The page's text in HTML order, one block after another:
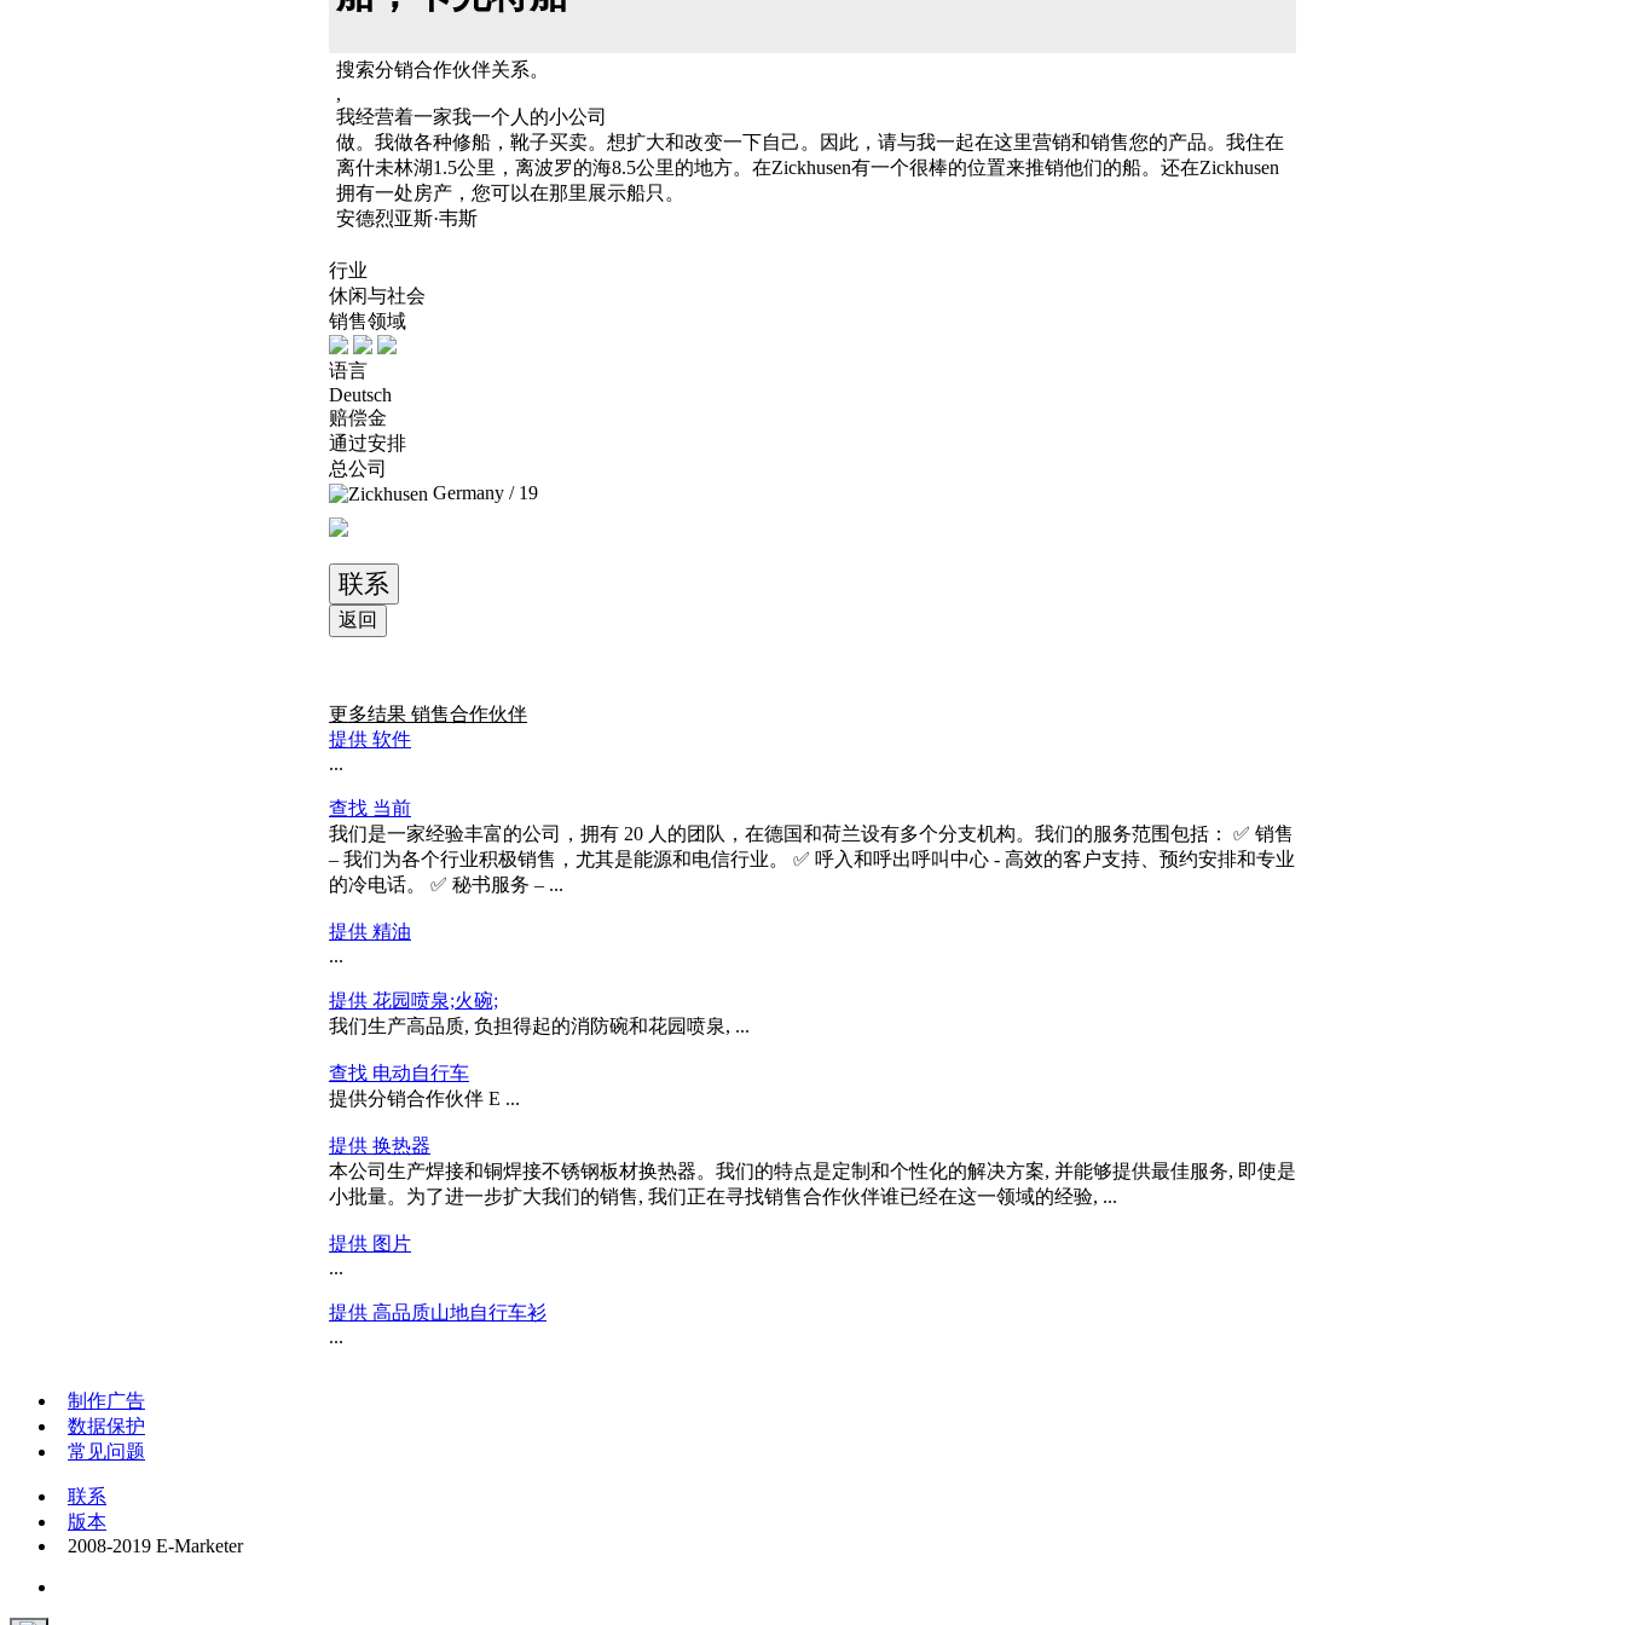
搜索分销合作伙伴关系。
,
我经营着一家我一个人的小公司
做。我做各种修船，靴子买卖。想扩大和改变一下自己。因此，请与我一起在这里营销和销售您的产品。我住在
离什未林湖1.5公里，离波罗的海8.5公里的地方。在Zickhusen有一个很棒的位置来推销他们的船。还在Zickhusen
拥有一处房产，您可以在那里展示船只。
安德烈亚斯·韦斯
行业
休闲与社会
销售领域
语言
Deutsch
赔偿金
通过安排
总公司
Germany / 19
联系
返回
更多结果 销售合作伙伴
提供 软件
...
查找 当前
我们是一家经验丰富的公司，拥有 20 人的团队，在德国和荷兰设有多个分支机构。我们的服务范围包括： ✅ 销售
– 我们为各个行业积极销售，尤其是能源和电信行业。 ✅ 呼入和呼出呼叫中心 - 高效的客户支持、预约安排和专业
的冷电话。 ✅ 秘书服务 – ...
提供 精油
...
提供 花园喷泉;火碗;
我们生产高品质, 负担得起的消防碗和花园喷泉, ...
查找 电动自行车
提供分销合作伙伴 E ...
提供 换热器
本公司生产焊接和铜焊接不锈钢板材换热器。我们的特点是定制和个性化的解决方案, 并能够提供最佳服务, 即使是
小批量。为了进一步扩大我们的销售, 我们正在寻找销售合作伙伴谁已经在这一领域的经验, ...
提供 图片
...
提供 高品质山地自行车衫
...
制作广告
数据保护
常见问题
联系
版本
2008-2019 E-Marketer